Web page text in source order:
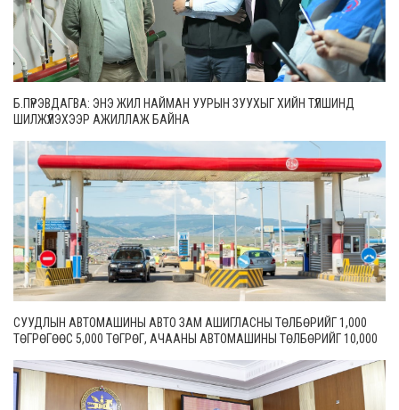
Б.ПҮРЭВДАГВА: ЭНЭ ЖИЛ НАЙМАН УУРЫН ЗУУХЫГ ХИЙН ТҮЛШИНД
ШИЛЖҮҮЛЭХЭЭР АЖИЛЛАЖ БАЙНА
СУУДЛЫН АВТОМАШИНЫ АВТО ЗАМ АШИГЛАСНЫ ТӨЛБӨРИЙГ 1,000
ТӨГРӨГӨӨС 5,000 ТӨГРӨГ, АЧААНЫ АВТОМАШИНЫ ТӨЛБӨРИЙГ 10,000